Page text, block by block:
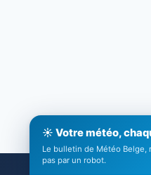
☀️ Votre météo,
Le bulletin de Météo Belge,
pas par un robot.